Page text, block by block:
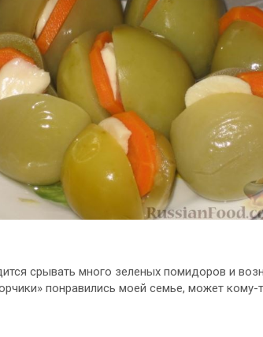
срывать много зеленых помидоров и
понравились моей семье, может кому-